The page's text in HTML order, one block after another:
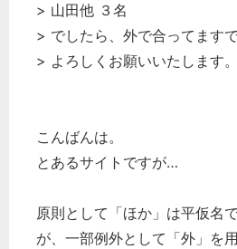
> 山田他 ３名
> でしたら、外で合ってます
> よろしくお願いいたします。
こんばんは。
とあるサイトですが…
原則として「ほか」は平仮名
が、一部例外として「外」を